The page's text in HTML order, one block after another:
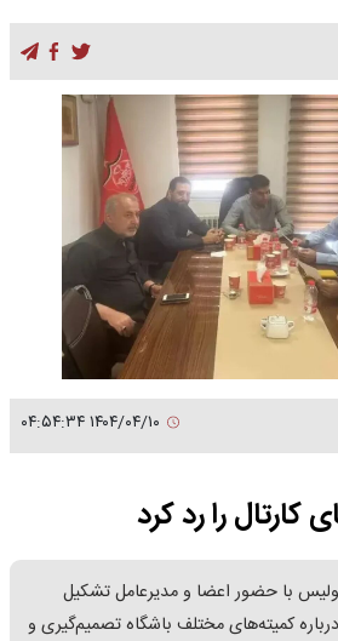
را رد کرد
با حضور اعضا و مدیرعامل تشکیل
کمیته‌های مختلف باشگاه تصمیم‌گیری و